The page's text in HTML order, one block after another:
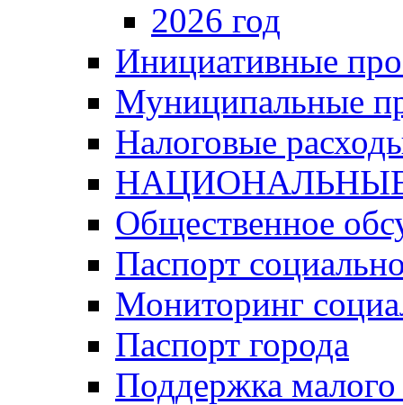
2026 год
Инициативные
Муниципальные
Налоговые
Общественное
Паспорт
Мониторинг
Паспорт города
Поддержка малого